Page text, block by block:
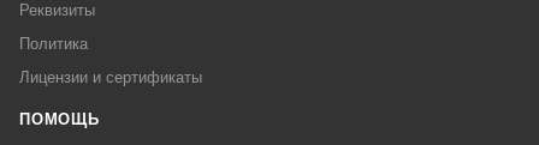
Реквизиты
Политика
Лицензии и сертификаты
ПОМОЩЬ